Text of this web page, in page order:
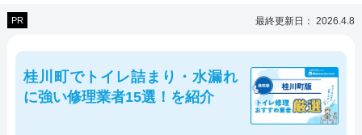
PR 最終更新日： 2026.4.8
桂川町でトイレ詰まり・水漏れ
に強い修理業者15選！を紹介